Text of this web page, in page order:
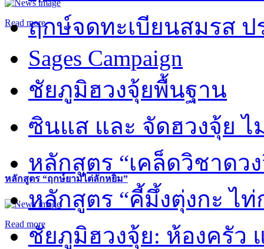
Read more
หลักสูตร “ฤกษ์ยามไต่ลักหยิ่ม”
Read more
ฤกษ์จดทะเบียนสมรส ป
Sages Campaign
ชัยภูมิฮวงจุ้ยพื้นฐาน
ซินแส และ จัดฮวงจุ้ย ไ
หลักสูตร “เคล็ดวิชาดว
หลักสูตร “คี้มึ้งตุ่งกะ ไ
ชัยภูมิฮวงจุ้ย: ห้องครัว